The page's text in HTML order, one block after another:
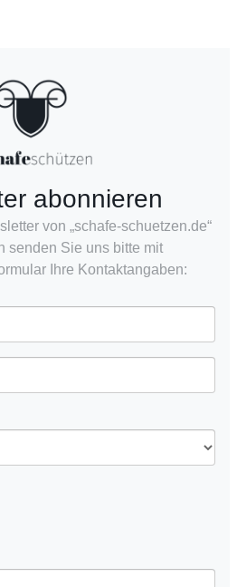
abonnieren
von „schafe-schuetzen.de“
senden Sie uns bitte mit
Ihre Kontaktangaben: